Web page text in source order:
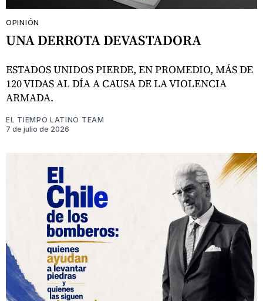
OPINIÓN
UNA DERROTA DEVASTADORA
ESTADOS UNIDOS PIERDE, EN PROMEDIO, MÁS DE
120 VIDAS AL DÍA A CAUSA DE LA VIOLENCIA
ARMADA.
EL TIEMPO LATINO TEAM
7 de julio de 2026